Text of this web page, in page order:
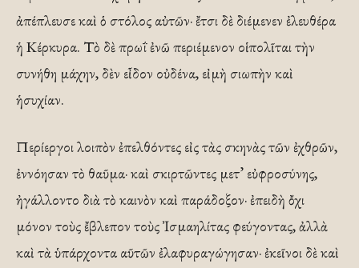
ἀπέπλευσε καὶ ὁ στόλος αὐτῶν· ἔτσι δὲ διέμενεν ἐλευθέρα
ἡ Κέρκυρα. Τὸ δὲ πρωΐ ἐνῶ περιέμενον οἱ πολῖται τὴν
συνήθη μάχην, δὲν εἶδον οὐδένα, εἰμὴ σιωπὴν καὶ
ἡσυχίαν.
Περίεργοι λοιπὸν ἐπελθόντες εἰς τὰς σκηνὰς τῶν ἐχθρῶν,
ἐννόησαν τὸ θαῦμα· καὶ σκιρτῶντες μετ’ εὐφροσύνης,
ἠγάλλοντο διὰ τὸ καινὸν καὶ παράδοξον· ἐπειδὴ ὄχι
μόνον τοὺς ἔβλεπον τοὺς Ἰσμαηλίτας φεύγοντας, ἀλλὰ
καὶ τὰ ὑπάρχοντα αῦτῶν ἐλαφυραγώγησαν· ἐκεῖνοι δὲ καὶ